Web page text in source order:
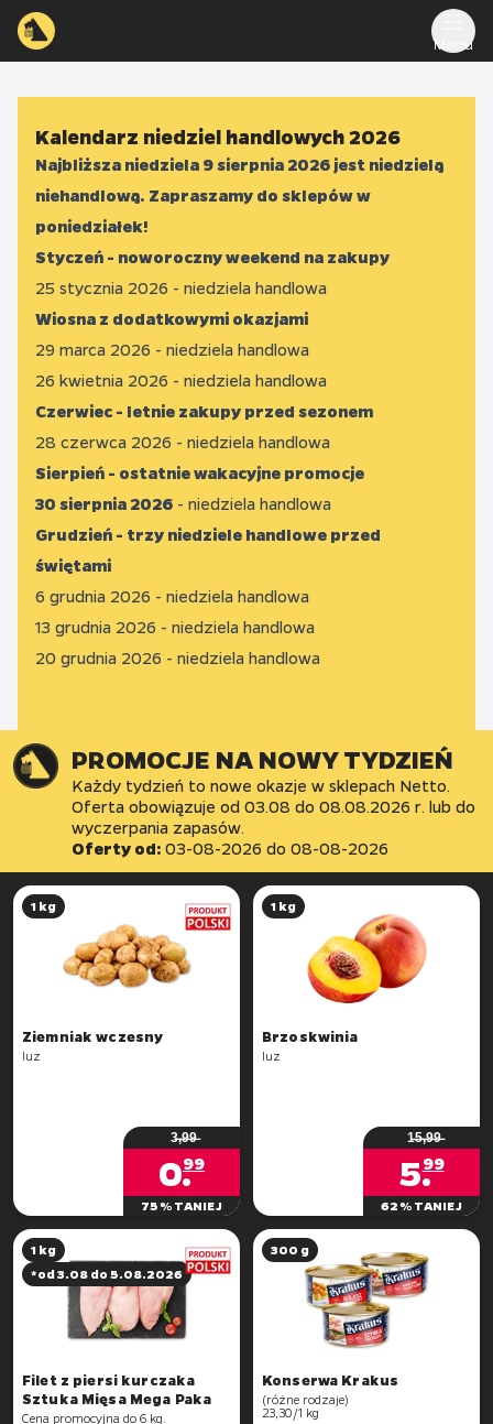
Menu
Kalendarz niedziel handlowych 2026
Najbliższa niedziela 9 sierpnia 2026 jest niedzielą
niehandlową. Zapraszamy do sklepów w
poniedziałek!
Styczeń - noworoczny weekend na zakupy
25 stycznia 2026 - niedziela handlowa
Wiosna z dodatkowymi okazjami
29 marca 2026 - niedziela handlowa
26 kwietnia 2026 - niedziela handlowa
Czerwiec - letnie zakupy przed sezonem
28 czerwca 2026 - niedziela handlowa
Sierpień - ostatnie wakacyjne promocje
30 sierpnia 2026 - niedziela handlowa
Grudzień - trzy niedziele handlowe przed
świętami
6 grudnia 2026 - niedziela handlowa
13 grudnia 2026 - niedziela handlowa
20 grudnia 2026 - niedziela handlowa
PROMOCJE NA NOWY TYDZIEŃ
Każdy tydzień to nowe okazje w sklepach Netto.
Oferta obowiązuje od 03.08 do 08.08.2026 r. lub do
wyczerpania zapasów.
Oferty od: 03-08-2026 do 08-08-2026
1 kg
luz
3̶,̶9̶9̶
0.
99
75% TANIEJ
1 kg
Brzoskwinia
luz
1̶5̶,̶9̶9̶
5.
99
62% TANIEJ
1 kg
*od 3.08 do 5.08.2026
Filet z piersi kurczaka
Sztuka Mięsa Mega Paka
300 g
(różne rodzaje)